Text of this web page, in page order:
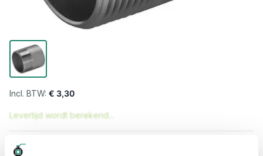
€ 3,30
Levertijd wordt berekend...